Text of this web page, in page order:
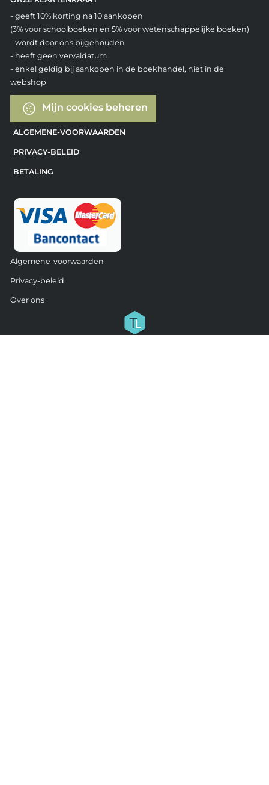
- geeft 10% korting na 10 aankopen
(3% voor schoolboeken en 5% voor wetenschappelijke boeken)
- wordt door ons bijgehouden
- heeft geen vervaldatum
- enkel geldig bij aankopen in de boekhandel, niet in de
webshop
Mijn cookies beheren
ALGEMENE-VOORWAARDEN
PRIVACY-BELEID
BETALING
Algemene-voorwaarden
Privacy-beleid
Over ons